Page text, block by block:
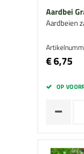
Aardbei
Aardbeien
€ 6,75
OP